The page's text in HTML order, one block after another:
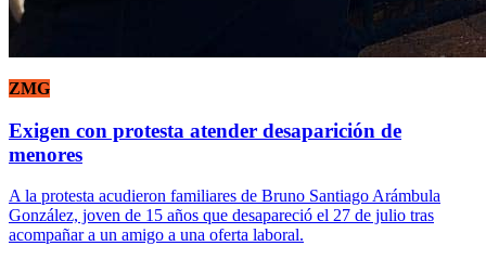
ZMG
Exigen con protesta atender desaparición de
menores
A la protesta acudieron familiares de Bruno Santiago Arámbula
González, joven de 15 años que desapareció el 27 de julio tras
acompañar a un amigo a una oferta laboral.